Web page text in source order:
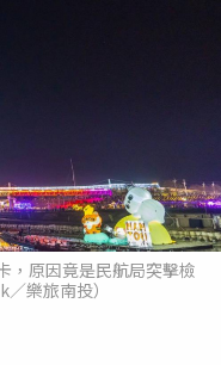
，原因竟是民航局突擊檢
樂旅南投）